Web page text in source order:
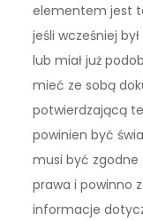
elementem jest
jeśli wcześniej
lub miał już
mieć ze sobą
potwierdzającą
powinien być
musi być zgodne
prawa i powinno
informacje